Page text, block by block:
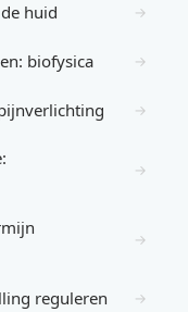
huid →
biofysica →
→
→
→
reguleren →